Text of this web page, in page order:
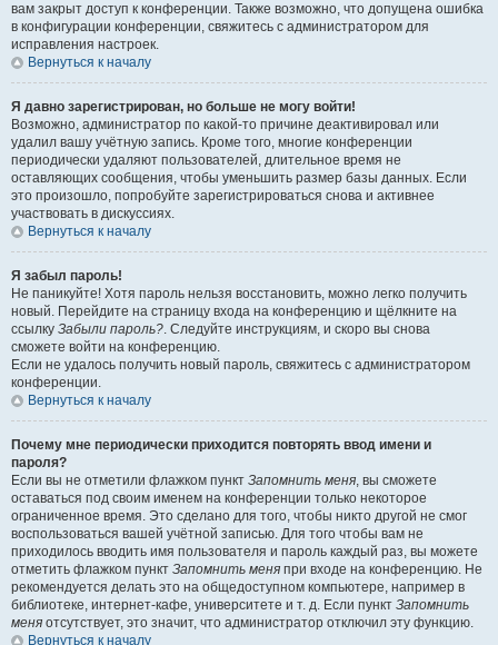
вам закрыт доступ к конференции. Также возможно, что допущена ошибка
в конфигурации конференции, свяжитесь с администратором для
исправления настроек.
Вернуться к началу
Я давно зарегистрирован, но больше не могу войти!
Возможно, администратор по какой-то причине деактивировал или
удалил вашу учётную запись. Кроме того, многие конференции
периодически удаляют пользователей, длительное время не
оставляющих сообщения, чтобы уменьшить размер базы данных. Если
это произошло, попробуйте зарегистрироваться снова и активнее
участвовать в дискуссиях.
Вернуться к началу
Я забыл пароль!
Не паникуйте! Хотя пароль нельзя восстановить, можно легко получить
новый. Перейдите на страницу входа на конференцию и щёлкните на
ссылку Забыли пароль?. Следуйте инструкциям, и скоро вы снова
сможете войти на конференцию.
Если не удалось получить новый пароль, свяжитесь с администратором
конференции.
Вернуться к началу
Почему мне периодически приходится повторять ввод имени и
пароля?
Если вы не отметили флажком пункт Запомнить меня, вы сможете
оставаться под своим именем на конференции только некоторое
ограниченное время. Это сделано для того, чтобы никто другой не смог
воспользоваться вашей учётной записью. Для того чтобы вам не
приходилось вводить имя пользователя и пароль каждый раз, вы можете
отметить флажком пункт Запомнить меня при входе на конференцию. Не
рекомендуется делать это на общедоступном компьютере, например в
библиотеке, интернет-кафе, университете и т. д. Если пункт Запомнить
меня отсутствует, это значит, что администратор отключил эту функцию.
Вернуться к началу